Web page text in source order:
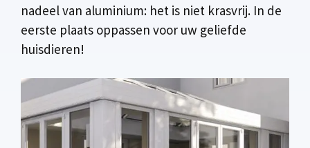
nadeel van aluminium: het is niet krasvrij. In de
eerste plaats oppassen voor uw geliefde
huisdieren!